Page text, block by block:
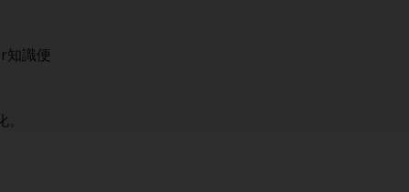
知識便